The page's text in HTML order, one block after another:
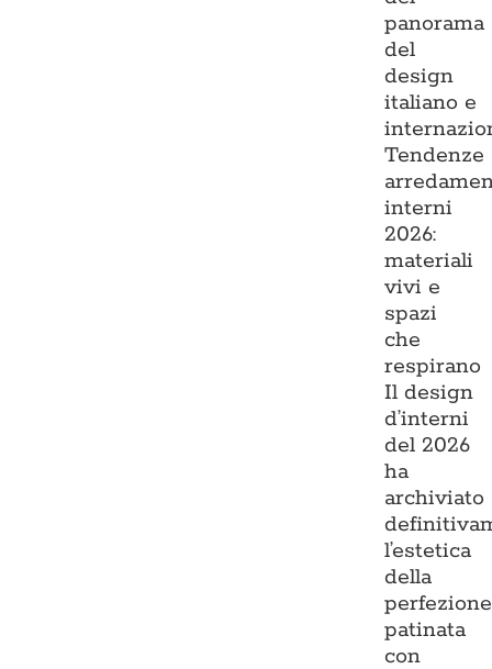
panorama
del
design
italiano e
Tendenze
interni
2026:
materiali
vivi e
spazi
che
respirano
Il design
d’interni
del 2026
ha
archiviato
l’estetica
della
perfezione
patinata
con